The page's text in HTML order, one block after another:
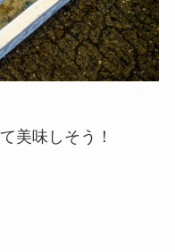
美味しそう！